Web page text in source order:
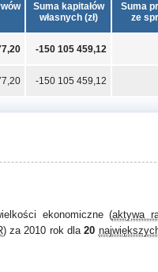
Suma kapitałów
własnych (zł)
Suma
ze
-150 105 459,12
-150 105 459,12
ekonomiczne (aktywa
) za 2010 rok dla20